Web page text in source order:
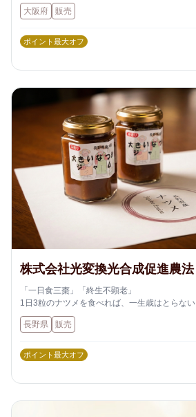
大阪府 販売
ポイント最大オフ
株式会社光変換光合成促進農法
「一日食三棗」「終生不顕老」
1日3粒のナツメを食べれば、一生歳はとらない
(1750年以上前からの中国の諺)
長野県 販売
ポイント最大オフ